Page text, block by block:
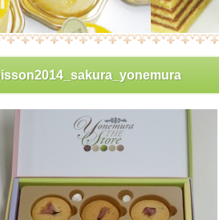
募集
オープン記念日カレンダー
緒プロフィール
お問い合わせ